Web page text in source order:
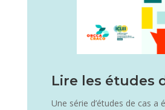
Lire les études
Une série d’études de cas a